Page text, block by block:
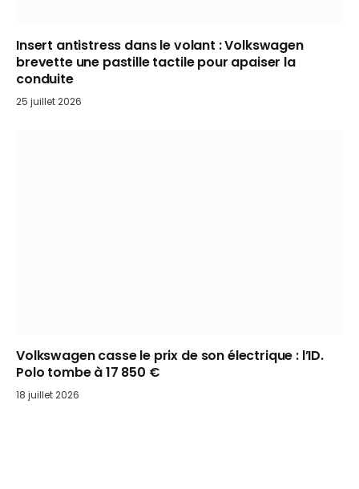
Insert antistress dans le volant : Volkswagen
brevette une pastille tactile pour apaiser la
conduite
25 juillet 2026
Volkswagen casse le prix de son électrique : l’ID.
Polo tombe à 17 850 €
18 juillet 2026